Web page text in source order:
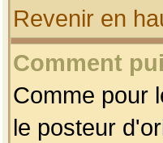
Revenir en
Comment
Comme pour
le posteur